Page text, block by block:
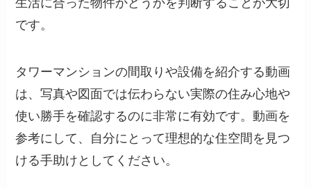
生活に合った物件かどうかを判断することが大切
です。
タワーマンションの間取りや設備を紹介する動画
は、写真や図面では伝わらない実際の住み心地や
使い勝手を確認するのに非常に有効です。動画を
参考にして、自分にとって理想的な住空間を見つ
ける手助けとしてください。